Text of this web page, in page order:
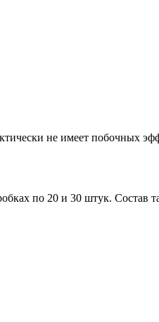
не имеет побочных
по 20 и 30 штук. Состав